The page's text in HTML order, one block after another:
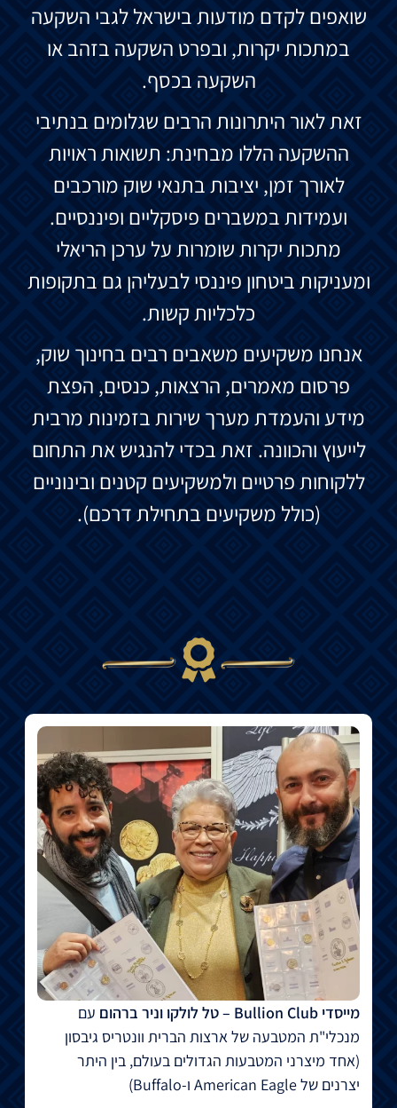
שואפים לקדם מודעות בישראל לגבי השקעה
במתכות יקרות, ובפרט השקעה בזהב או
השקעה בכסף.
זאת לאור היתרונות הרבים שגלומים בנתיבי
ההשקעה הללו מבחינת: תשואות ראויות
לאורך זמן, יציבות בתנאי שוק מורכבים
ועמידות במשברים פיסקליים ופיננסיים.
מתכות יקרות שומרות על ערכן הריאלי
ומעניקות ביטחון פיננסי לבעליהן גם בתקופות
כלכליות קשות.
אנחנו משקיעים משאבים רבים בחינוך שוק,
פרסום מאמרים, הרצאות, כנסים, הפצת
מידע והעמדת מערך שירות בזמינות מרבית
לייעוץ והכוונה. זאת בכדי להנגיש את התחום
ללקוחות פרטיים ולמשקיעים קטנים ובינוניים
(כולל משקיעים בתחילת דרכם).
מייסדי Bullion Club – טל לולקו וניר ברהום
עם
מנכלי"ת המטבעה של ארצות הברית וונטריס גיבסון
(אחד מיצרני המטבעות הגדולים בעולם, בין היתר
יצרנים של